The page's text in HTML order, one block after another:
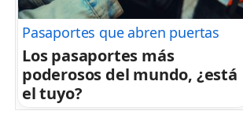
Pasaportes que abren puertas
Los pasaportes más
poderosos del mundo, ¿está
el tuyo?